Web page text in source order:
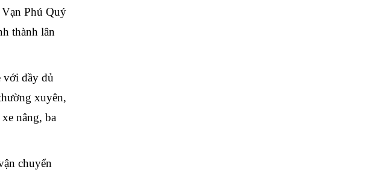
Phú Quý
thành lân
với đầy đủ
xuyên,
nâng, ba
chuyển